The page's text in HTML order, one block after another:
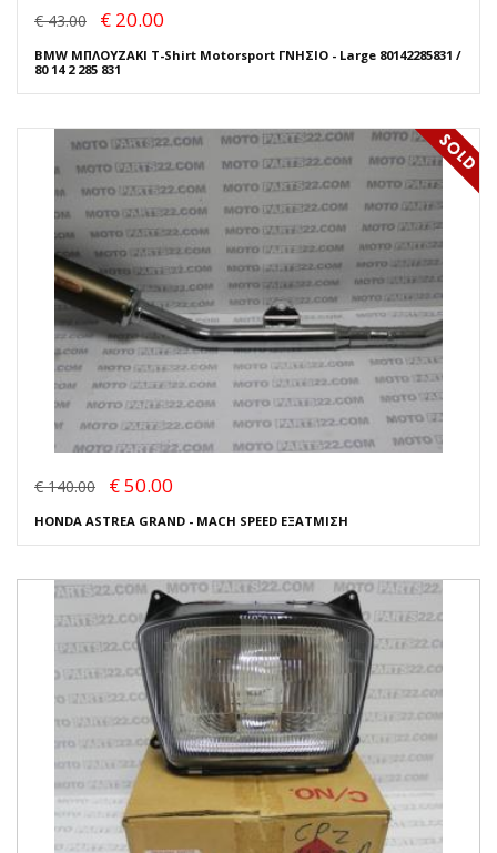
€ 43.00 € 20.00
BMW ΜΠΛΟΥΖΑΚΙ T-Shirt Motorsport ΓΝΗΣΙΟ - Large 80142285831 /
80 14 2 285 831
€ 140.00 € 50.00
HONDA ASTREA GRAND - MACH SPEED ΕΞΑΤΜΙΣΗ